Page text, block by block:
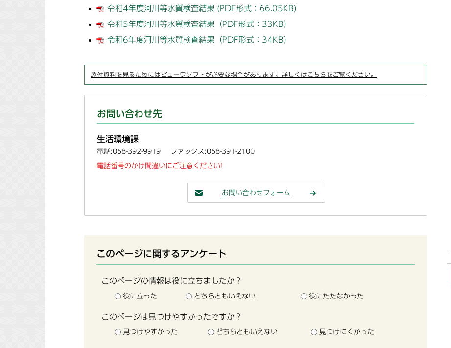
令和4年度河川等水質検査結果 (PDF形式：66.05KB)
令和5年度河川等水質検査結果（PDF形式：33KB）
令和6年度河川等水質検査結果（PDF形式：34KB）
添付資料を見るためにはビューワソフトが必要な場合があります。詳しくはこちらをご覧ください。
お問い合わせ先
生活環境課
電話:058-392-9919 ファックス:058-391-2100
電話番号のかけ間違いにご注意ください!
お問い合わせフォーム
このページに関するアンケート
このページの情報は役に立ちましたか？
役に立った どちらともいえない 役にたたなかった
このページは見つけやすかったですか？
見つけやすかった どちらともいえない 見つけにくかった